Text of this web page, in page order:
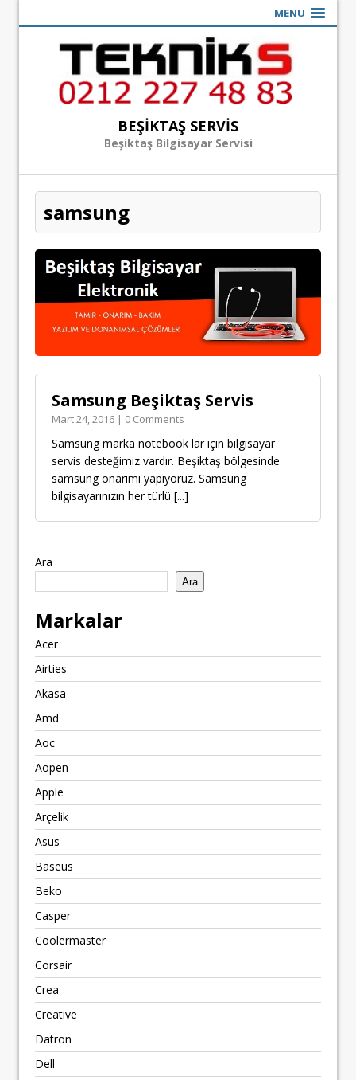
MENU
BEŞIKTAŞ SERVIS
Beşiktaş Bilgisayar Servisi
samsung
Samsung Beşiktaş Servis
Mart 24, 2016 | 0 Comments
Samsung marka notebook lar için bilgisayar
servis desteğimiz vardır. Beşiktaş bölgesinde
samsung onarımı yapıyoruz. Samsung
bilgisayarınızın her türlü [...]
Ara
Ara
Markalar
Acer
Airties
Akasa
Amd
Aoc
Aopen
Apple
Arçelik
Asus
Baseus
Beko
Casper
Coolermaster
Corsair
Crea
Creative
Datron
Dell